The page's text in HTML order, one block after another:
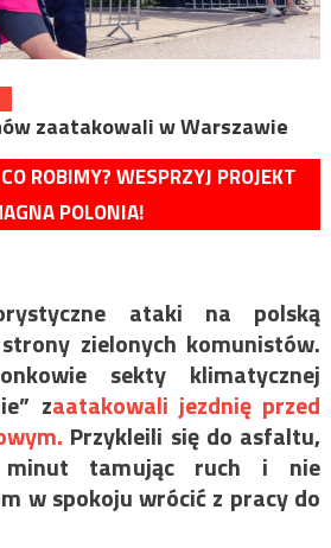
zaatakowali w Warszawie
ROBIMY? WESPRZYJ PROJEKT
POLONIA!
ataki na polską
zielonych komunistów.
sekty klimatycznej
zaatakowali jezdnię przed
Przykleili się do asfaltu,
minut tamując ruch i nie
w spokoju wrócić z pracy do